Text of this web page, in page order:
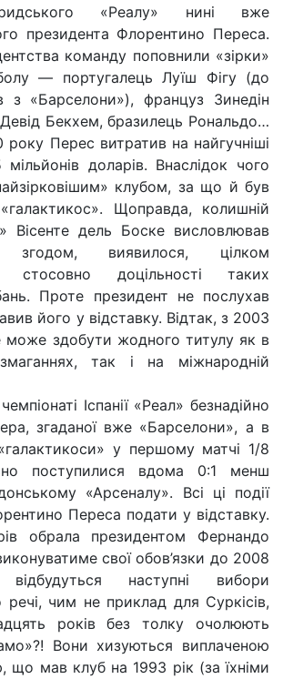
«Реалу» нині вже
президента Флорентино Переса.
команду поповнили «зірки»
— португалець Луїш Фігу (до
з «Барселони»), француз Зинедін
Девід Бекхем, бразилець Рональдо…
Перес витратив на найгучніші
доларів. Внаслідок чого
клубом, за що й був
Щоправда, колишній
Вісенте дель Боске висловлював
виявилося, цілком
стосовно доцільності таких
Проте президент не послухав
його у відставку. Відтак, з 2003
може здобути жодного титулу як в
так і на міжнародній
Іспанії «Реал» безнадійно
згаданої вже «Барселони», а в
«галактикоси» у першому матчі 1/8
поступилися вдома 0:1 менш
«Арсеналу». Всі ці події
Переса подати у відставку.
обрала президентом Фернандо
свої обов’язки до 2008
наступні вибори
речі, чим не приклад для Суркісів,
років без толку очолюють
Вони хизуються виплаченою
що мав клуб на 1993 рік (за їхніми